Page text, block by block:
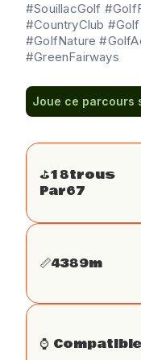
#SouillacGolf
#CountryClub
#GolfNature
#GreenFairways
Joue ce parcours
⛳️18trous
Par67
📏4389m
⌚️